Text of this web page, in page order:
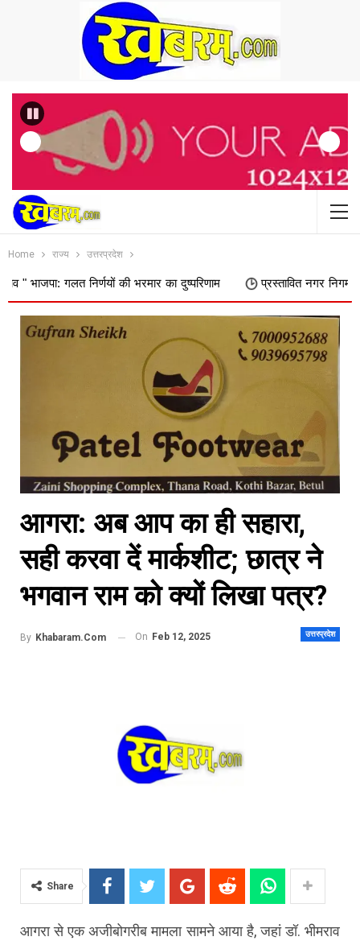
Previous
Home राज्य उत्तरप्रदेश
निर्णयों की भरमार का दुष्परिणाम प्रस्तावित नगर निगम में शामिल किए
आगरा: अब आप का ही सहारा,
सही करवा दें मार्कशीट; छात्र ने
भगवान राम को क्यों लिखा पत्र?
उत्तरप्रदेश
By Khabaram.Com On Feb 12, 2025
Share
आगरा से एक अजीबोगरीब मामला सामने आया है, जहां डॉ. भीमराव